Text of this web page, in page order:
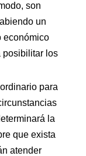
son
un
económico
posibilitar los
para
la
que exista
atender